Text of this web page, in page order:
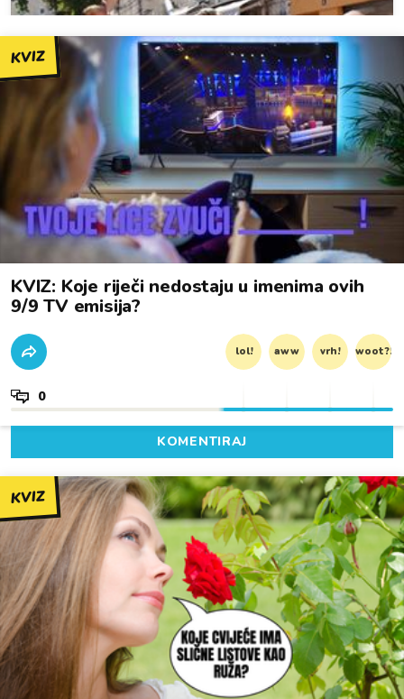
KVIZ
KVIZ: Koje riječi nedostaju u imenima ovih
9/9 TV emisija?
lol! aww vrh! woot?!
0
KOMENTIRAJ
KVIZ